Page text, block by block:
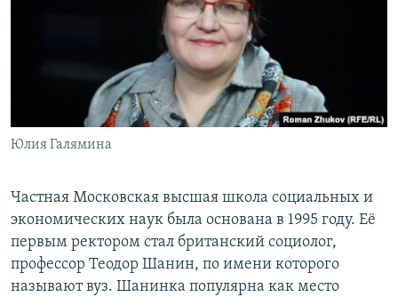
Юлия Галямина
Частная Московская высшая школа социальных и
экономических наук была основана в 1995 году. Её
первым ректором стал британский социолог,
профессор Теодор Шанин, по имени которого
называют вуз. Шанинка популярна как место